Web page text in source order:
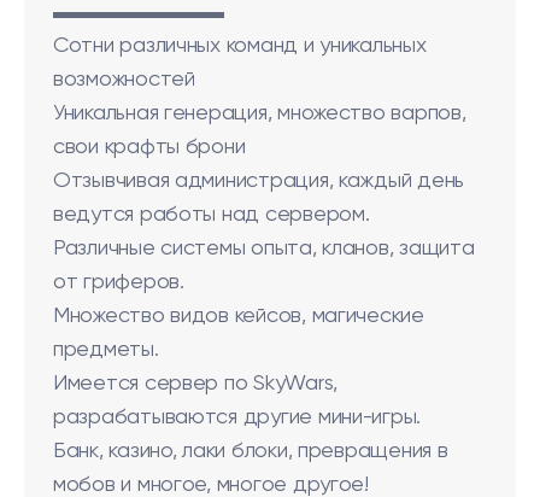
▬▬▬▬▬▬▬▬
Сотни различных команд и уникальных
возможностей
Уникальная генерация, множество варпов,
свои крафты брони
Отзывчивая администрация, каждый день
ведутся работы над сервером.
Различные системы опыта, кланов, защита
от гриферов.
Множество видов кейсов, магические
предметы.
Имеется сервер по SkyWars,
разрабатываются другие мини-игры.
Банк, казино, лаки блоки, превращения в
мобов и многое, многое другое!